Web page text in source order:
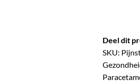
Deel dit
SKU: